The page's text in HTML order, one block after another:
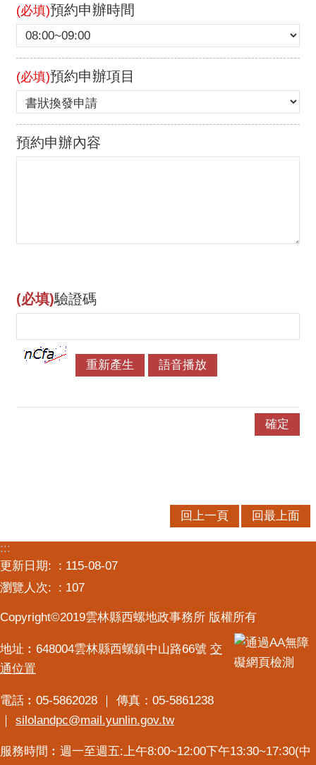
(必填)預約申辦時間
(必填)預約申辦項目
預約申辦內容
(必填)驗證碼
回上一頁 回最上面
:::
更新日期:
115-08-07
瀏覽人次:
107
Copyright©2019雲林縣西螺地政事務所 版權所有
地址︰648004雲林縣西螺鎮中山路66號 交
通位置
電話︰05-5862028 ｜ 傳真：05-5861238
｜ silolandpc@mail.yunlin.gov.tw
服務時間︰週一至週五:上午8:00~12:00下午13:30~17:30(中